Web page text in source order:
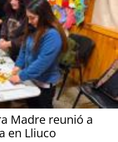
Madre reunió a
en Lliuco